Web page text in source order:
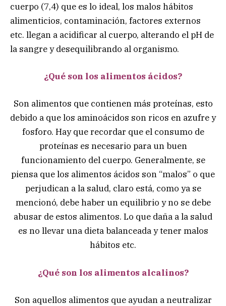
cuerpo (7,4) que es lo ideal, los malos hábitos
alimenticios, contaminación, factores externos
etc. llegan a acidificar al cuerpo, alterando el pH de
la sangre y desequilibrando al organismo.
¿Qué son los alimentos ácidos?
Son alimentos que contienen más proteínas, esto
debido a que los aminoácidos son ricos en azufre y
fosforo. Hay que recordar que el consumo de
proteínas es necesario para un buen
funcionamiento del cuerpo. Generalmente, se
piensa que los alimentos ácidos son “malos” o que
perjudican a la salud, claro está, como ya se
mencionó, debe haber un equilibrio y no se debe
abusar de estos alimentos. Lo que daña a la salud
es no llevar una dieta balanceada y tener malos
hábitos etc.
¿Qué son los alimentos alcalinos?
Son aquellos alimentos que ayudan a neutralizar